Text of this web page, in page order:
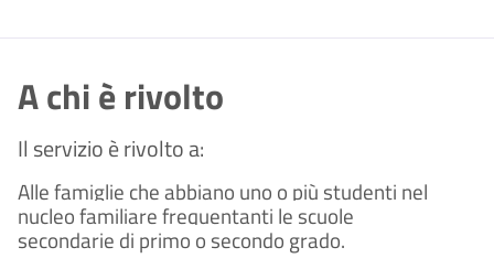
A chi è rivolto
Il servizio è rivolto a:
Alle famiglie che abbiano uno o più studenti nel
nucleo familiare frequentanti le scuole
secondarie di primo o secondo grado.